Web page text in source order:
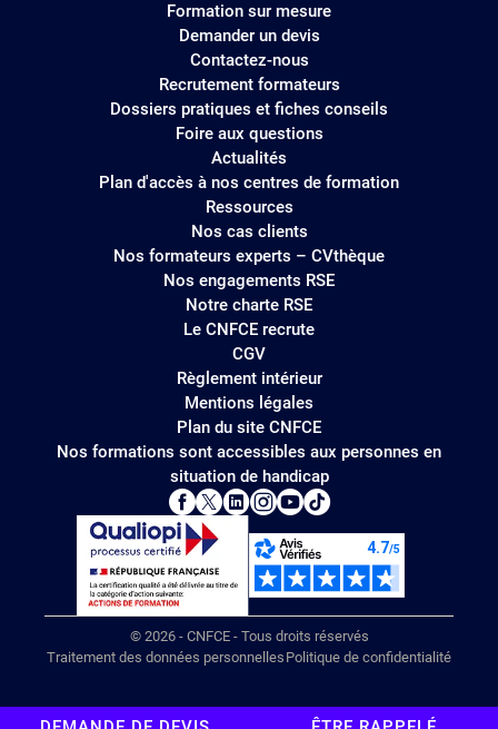
Formation sur mesure
Demander un devis
Contactez-nous
Recrutement formateurs
Dossiers pratiques et fiches conseils
Foire aux questions
Actualités
Plan d'accès à nos centres de formation
Ressources
Nos cas clients
Nos formateurs experts – CVthèque
Nos engagements RSE
Notre charte RSE
Le CNFCE recrute
CGV
Règlement intérieur
Mentions légales
Plan du site CNFCE
Nos formations sont accessibles aux personnes en
situation de handicap
© 2026 - CNFCE - Tous droits réservés
Traitement des données personnelles Politique de confidentialité